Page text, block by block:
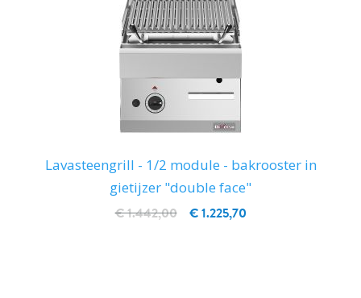
Lavasteengrill - 1/2 module - bakrooster in
gietijzer "double face"
€ 1.225,70
€ 1.442,00